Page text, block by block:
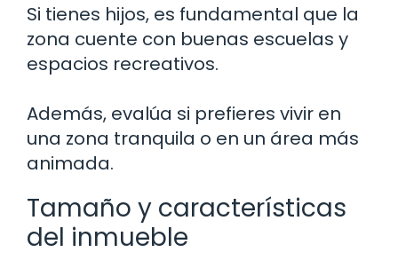
Si tienes hijos, es fundamental que la
zona cuente con buenas escuelas y
espacios recreativos.
Además, evalúa si prefieres vivir en
una zona tranquila o en un área más
animada.
Tamaño y características
del inmueble